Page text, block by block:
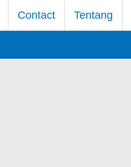
Contact Tentang